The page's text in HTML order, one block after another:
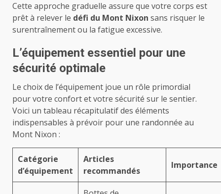
Cette approche graduelle assure que votre corps est
prêt à relever le défi du Mont Nixon sans risquer le
surentraînement ou la fatigue excessive.
L’équipement essentiel pour une
sécurité optimale
Le choix de l’équipement joue un rôle primordial
pour votre confort et votre sécurité sur le sentier.
Voici un tableau récapitulatif des éléments
indispensables à prévoir pour une randonnée au
Mont Nixon :
Catégorie
d’équipement
Articles
recommandés
Importance